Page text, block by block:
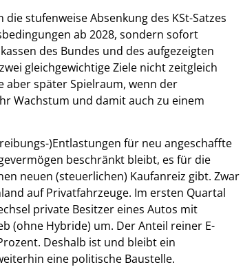
stufenweise Absenkung des KSt-Satzes
ab 2028, sondern sofort
des Bundes und des aufgezeigten
gleichgewichtige Ziele nicht zeitgleich
später Spielraum, wenn der
Wachstum und damit auch zu einem
)Entlastungen für neu angeschaffte
beschränkt bleibt, es für die
neuen (steuerlichen) Kaufanreiz gibt. Zwar
auf Privatfahrzeuge. Im ersten Quartal
private Besitzer eines Autos mit
(ohne Hybride) um. Der Anteil reiner E-
Deshalb ist und bleibt ein
eine politische Baustelle.